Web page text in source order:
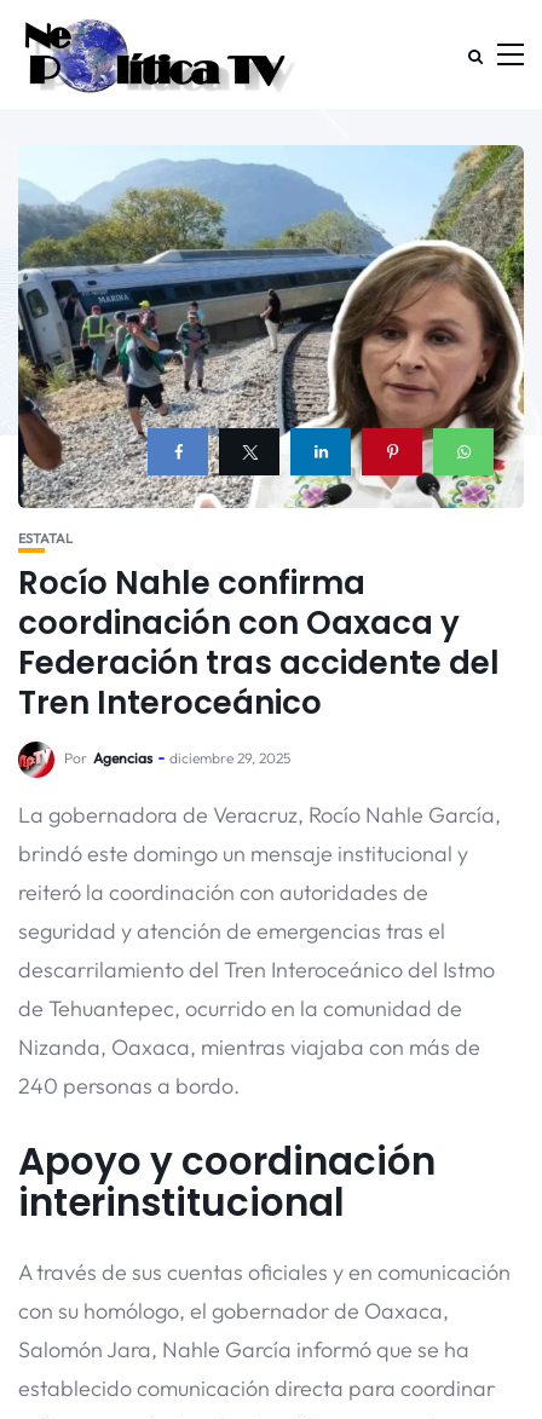
ESTATAL
Rocío Nahle confirma
coordinación con Oaxaca y
Federación tras accidente del
Tren Interoceánico
Por Agencias diciembre 29, 2025
La gobernadora de Veracruz, Rocío Nahle García,
brindó este domingo un mensaje institucional y
reiteró la coordinación con autoridades de
seguridad y atención de emergencias tras el
descarrilamiento del Tren Interoceánico del Istmo
de Tehuantepec, ocurrido en la comunidad de
Nizanda, Oaxaca, mientras viajaba con más de
240 personas a bordo.
Apoyo y coordinación
interinstitucional
A través de sus cuentas oficiales y en comunicación
con su homólogo, el gobernador de Oaxaca,
Salomón Jara, Nahle García informó que se ha
establecido comunicación directa para coordinar